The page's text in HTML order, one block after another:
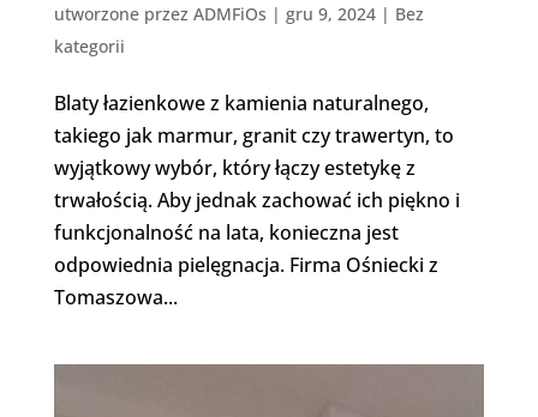
utworzone przez ADMFiOs | gru 9, 2024| Bez
kategorii
Blaty łazienkowe z kamienia naturalnego,
takiego jak marmur, granit czy trawertyn, to
wyjątkowy wybór, który łączy estetykę z
trwałością. Aby jednak zachować ich piękno i
funkcjonalność na lata, konieczna jest
odpowiednia pielęgnacja. Firma Ośniecki z
Tomaszowa...